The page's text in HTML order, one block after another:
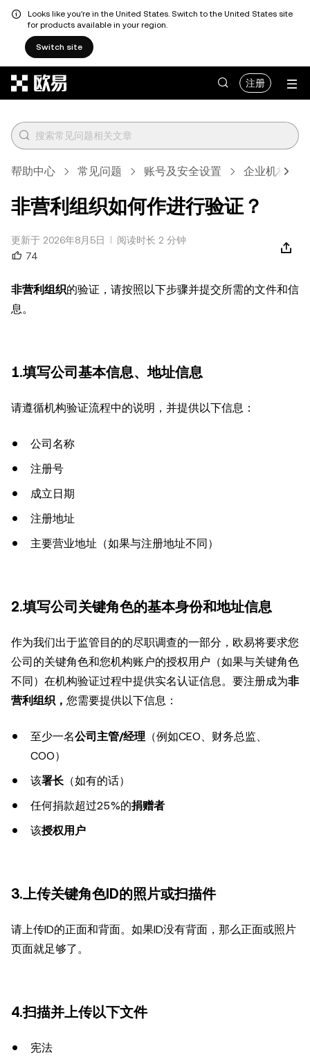
Looks like you're in the United States. Switch to the United States site
for products available in your region.
Switch site
注册
帮助中心 常见问题 账号及安全设置 企业机构认证
非营利组织如何作进行验证？
更新于 2026年8月5日
阅读时长 2 分钟
74
非营利组织的验证，请按照以下步骤并提交所需的文件和信
息。
1.填写公司基本信息、地址信息
请遵循机构验证流程中的说明，并提供以下信息：
公司名称
注册号
成立日期
注册地址
主要营业地址（如果与注册地址不同）
2.填写公司关键角色的基本身份和地址信息
作为我们出于监管目的的尽职调查的一部分，欧易将要求您
公司的关键角色和您机构账户的授权用户（如果与关键角色
不同）在机构验证过程中提供实名认证信息。要注册成为非
营利组织， 您需要提供以下信息：
至少一名公司主管/经理 （例如CEO、财务总监、
COO）
该署长 （如有的话）
任何捐款超过25%的捐赠者
该授权用户
3.上传关键角色ID的照片或扫描件
请上传ID的正面和背面。如果ID没有背面，那么正面或照片
页面就足够了。
4.扫描并上传以下文件
宪法